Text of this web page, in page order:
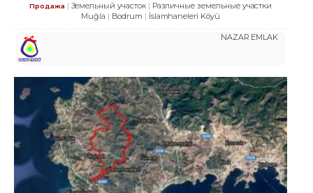
Продажа Земельный участок
Различные земельные участки
Muğla
Bodrum İslamhaneleri Köyü
NAZAR EMLAK